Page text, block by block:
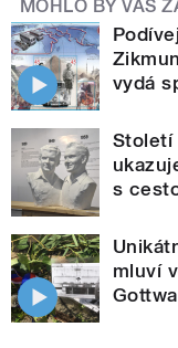
MOHLO BY VÁS
vydá
Století
s
mluví